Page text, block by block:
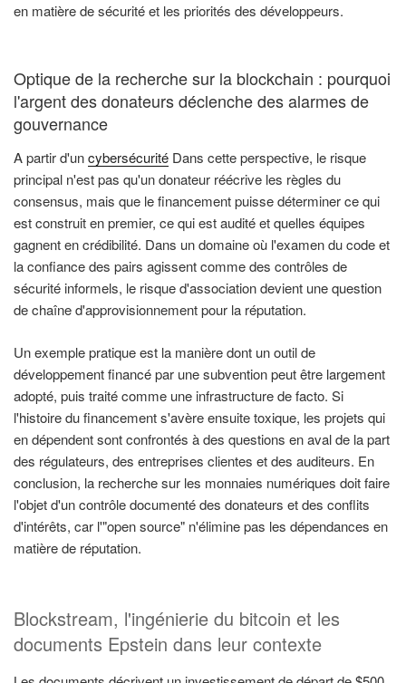
en matière de sécurité et les priorités des développeurs.
Optique de la recherche sur la blockchain : pourquoi
l'argent des donateurs déclenche des alarmes de
gouvernance
A partir d'uncybersécurité Dans cette perspective, le risque
principal n'est pas qu'un donateur réécrive les règles du
consensus, mais que le financement puisse déterminer ce qui
est construit en premier, ce qui est audité et quelles équipes
gagnent en crédibilité. Dans un domaine où l'examen du code et
la confiance des pairs agissent comme des contrôles de
sécurité informels, le risque d'association devient une question
de chaîne d'approvisionnement pour la réputation.
Un exemple pratique est la manière dont un outil de
développement financé par une subvention peut être largement
adopté, puis traité comme une infrastructure de facto. Si
l'histoire du financement s'avère ensuite toxique, les projets qui
en dépendent sont confrontés à des questions en aval de la part
des régulateurs, des entreprises clientes et des auditeurs. En
conclusion, la recherche sur les monnaies numériques doit faire
l'objet d'un contrôle documenté des donateurs et des conflits
d'intérêts, car l'"open source" n'élimine pas les dépendances en
matière de réputation.
Blockstream, l'ingénierie du bitcoin et les
documents Epstein dans leur contexte